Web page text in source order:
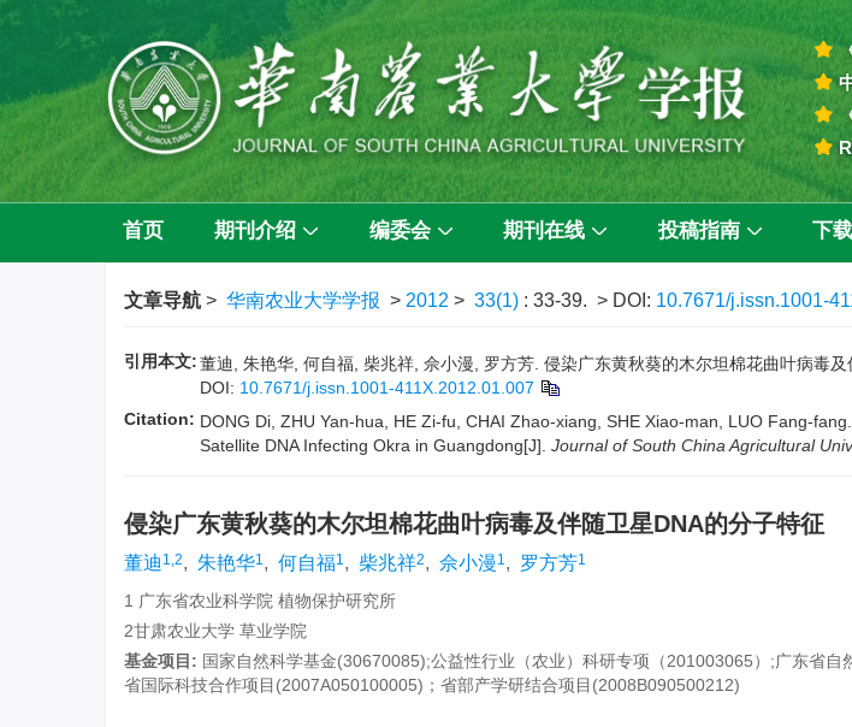
首页 期刊介绍 编委会 期刊在线 投稿指南 下
文章导航 > 华南农业大学学报 > 2012 > 33(1) : 33-39. > DOI: 10.7671/j.issn.1001-
引用本文:董迪, 朱艳华, 何自福, 柴兆祥, 佘小漫, 罗方芳. 侵染广东黄秋葵的木尔坦棉花曲叶病毒
DOI: 10.7671/j.issn.1001-411X.2012.01.007
Citation: DONG Di, ZHU Yan-hua, HE Zi-fu, CHAI Zhao-xiang, SHE Xiao-man, LUO Fang-
Satellite DNA Infecting Okra in Guangdong[J]. Journal of South China Agricultural
侵染广东黄秋葵的木尔坦棉花曲叶病毒及伴随卫星DNA的分子特征
董迪 1,2, 朱艳华1, 何自福1, 柴兆祥2, 佘小漫1, 罗方芳1
1 广东省农业科学院 植物保护研究所
2甘肃农业大学 草业学院
基金项目: 国家自然科学基金(30670085);公益性行业（农业）科研专项（201003065）;广东省
省国际科技合作项目(2007A050100005)；省部产学研结合项目(2008B090500212)